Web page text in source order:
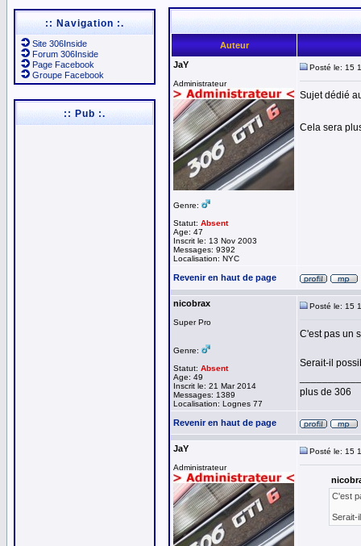
:: Navigation :.
Site 306Inside
Forum 306Inside
Page Facebook
Groupe Facebook
:: Pub :.
Auteur
JaY
Administrateur
Genre:
Statut: Absent
Age: 47
Inscrit le: 13 Nov 2003
Messages: 9392
Localisation: NYC
Posté le: 15
Sujet dédié
Cela sera
Revenir en haut de page
nicobrax
Super Pro
Genre:
Statut: Absent
Age: 49
Inscrit le: 21 Mar 2014
Messages: 1389
Localisation: Lognes 77
Posté le: 15
C'est pas un
Serait-il
plus de 306
Revenir en haut de page
JaY
Administrateur
Posté le: 15
C'est
Serait-